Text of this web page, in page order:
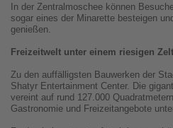
In der Zentralmoschee können
sogar eines der Minarette besteigen
genießen.
Freizeitwelt unter einem riesigen
Zu den auffälligsten Bauwerken der
Shatyr Entertainment Center. Die
vereint auf rund 127.000
Gastronomie und Freizeitangebote